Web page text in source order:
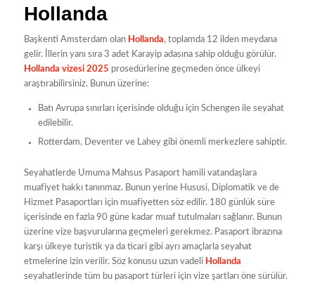
Hollanda
Başkenti Amsterdam olan Hollanda, toplamda 12 ilden meydana
gelir. İllerin yanı sıra 3 adet Karayip adasına sahip olduğu görülür.
Hollanda vizesi 2025 prosedürlerine geçmeden önce ülkeyi
araştırabilirsiniz. Bunun üzerine:
Batı Avrupa sınırları içerisinde olduğu için Schengen ile seyahat
edilebilir.
Rotterdam, Deventer ve Lahey gibi önemli merkezlere sahiptir.
Seyahatlerde Umuma Mahsus Pasaport hamili vatandaşlara
muafiyet hakkı tanınmaz. Bunun yerine Hususi, Diplomatik ve de
Hizmet Pasaportları için muafiyetten söz edilir. 180 günlük süre
içerisinde en fazla 90 güne kadar muaf tutulmaları sağlanır. Bunun
üzerine vize başvurularına geçmeleri gerekmez. Pasaport ibrazına
karşı ülkeye turistik ya da ticari gibi ayrı amaçlarla seyahat
etmelerine izin verilir. Söz konusu uzun vadeli Hollanda
seyahatlerinde tüm bu pasaport türleri için vize şartları öne sürülür.